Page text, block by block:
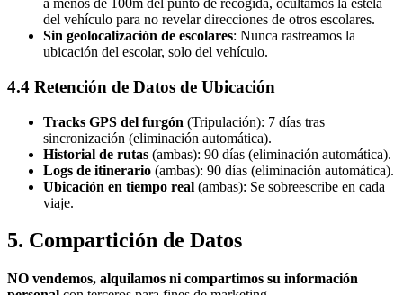
a menos de 100m del punto de recogida, ocultamos la estela
del vehículo para no revelar direcciones de otros escolares.
Sin geolocalización de escolares: Nunca rastreamos la
ubicación del escolar, solo del vehículo.
4.4 Retención de Datos de Ubicación
Tracks GPS del furgón (Tripulación): 7 días tras
sincronización (eliminación automática).
Historial de rutas (ambas): 90 días (eliminación automática).
Logs de itinerario (ambas): 90 días (eliminación automática).
Ubicación en tiempo real (ambas): Se sobreescribe en cada
viaje.
5. Compartición de Datos
NO vendemos, alquilamos ni compartimos su información